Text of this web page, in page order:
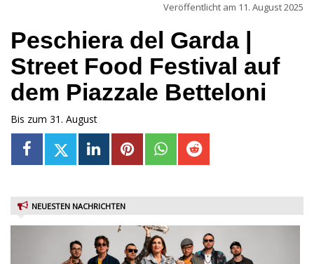
Veröffentlicht am 11. August 2025
Peschiera del Garda |
Street Food Festival auf
dem Piazzale Betteloni
Bis zum 31. August
NEUESTEN NACHRICHTEN